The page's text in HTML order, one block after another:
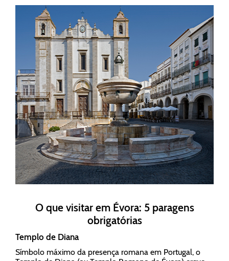
O que visitar em Évora: 5 paragens
obrigatórias
Templo de Diana
Símbolo máximo da presença romana em Portugal, o